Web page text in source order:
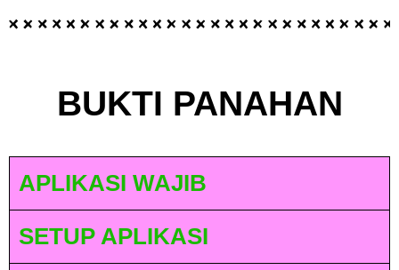
BUKTI PANAHAN
APLIKASI WAJIB
SETUP APLIKASI